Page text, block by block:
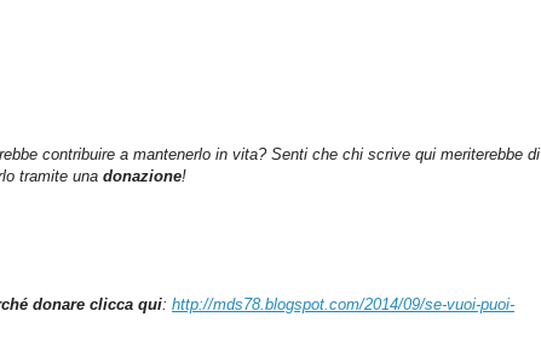
contribuire a mantenerlo in vita? Senti che chi scrive qui meriterebbe di
tramite una donazione!
donare clicca qui: http://mds78.blogspot.com/2014/09/se-vuoi-puoi-